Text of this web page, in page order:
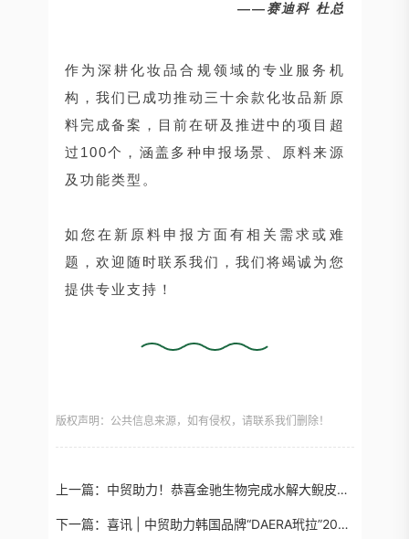
——赛迪科 杜总
作为深耕化妆品合规领域的专业服务机
构，我们已成功推动三十余款化妆品新原
料完成备案，目前在研及推进中的项目超
过100个，涵盖多种申报场景、原料来源
及功能类型。
如您在新原料申报方面有相关需求或难
题，欢迎随时联系我们，我们将竭诚为您
提供专业支持！
版权声明：公共信息来源，如有侵权，请联系我们删除！
上一篇： 中贸助力！恭喜金驰生物完成水解大鲵皮肤黏液新原料备案！
下一篇： 喜讯 | 中贸助力韩国品牌“DAERA玳拉”20款产品通过注册备案！